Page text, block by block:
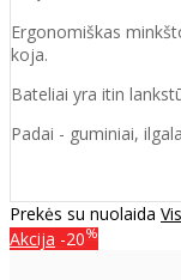
Ergonomiškas
koja.
Bateliai yra itin
Padai - guminiai,
Prekės su nuolaida
Akcija -20%